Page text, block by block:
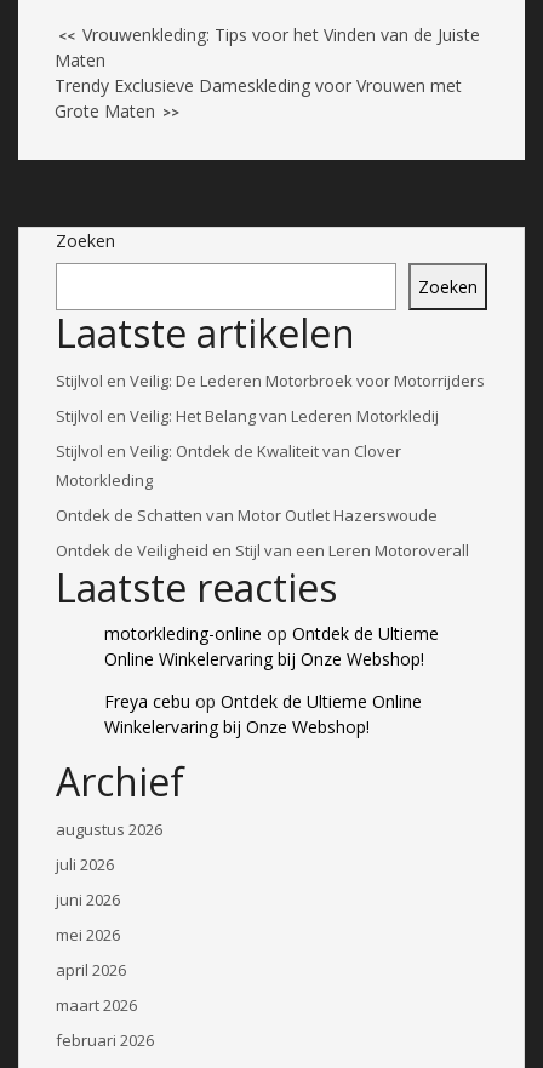
<< Vrouwenkleding: Tips voor het Vinden van de Juiste
Maten
Trendy Exclusieve Dameskleding voor Vrouwen met
Grote Maten >>
Zoeken
Zoeken
Laatste artikelen
Stijlvol en Veilig: De Lederen Motorbroek voor Motorrijders
Stijlvol en Veilig: Het Belang van Lederen Motorkledij
Stijlvol en Veilig: Ontdek de Kwaliteit van Clover
Motorkleding
Ontdek de Schatten van Motor Outlet Hazerswoude
Ontdek de Veiligheid en Stijl van een Leren Motoroverall
Laatste reacties
motorkleding-online op Ontdek de Ultieme
Online Winkelervaring bij Onze Webshop!
Freya cebu op Ontdek de Ultieme Online
Winkelervaring bij Onze Webshop!
Archief
augustus 2026
juli 2026
juni 2026
mei 2026
april 2026
maart 2026
februari 2026